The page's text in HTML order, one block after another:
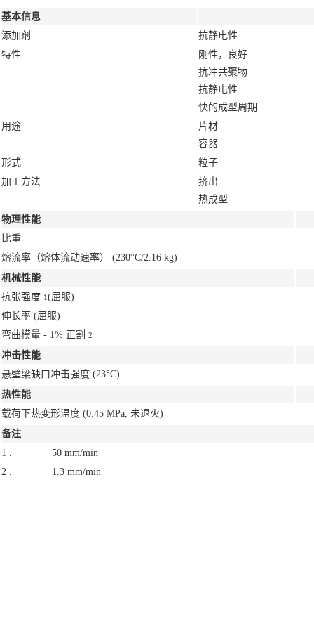
基本信息
添加剂
抗静电性
特性
刚性，良好
抗冲共聚物
抗静电性
快的成型周期
用途
片材
容器
形式
粒子
加工方法
挤出
热成型
物理性能
比重
熔流率（熔体流动速率） (230°C/2.16 kg)
机械性能
抗张强度 1 (屈服)
伸长率 (屈服)
弯曲模量 - 1% 正割
2
冲击性能
悬壁梁缺口冲击强度 (23°C)
热性能
载荷下热变形温度 (0.45 MPa, 未退火)
备注
1 .
50 mm/min
2 .
1.3 mm/min